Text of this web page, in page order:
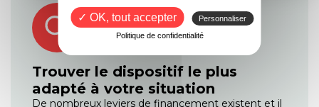
Trouver le dispositif le plus
adapté à votre situation
De nombreux leviers de financement existent et il
✓ OK, tout accepter
Personnaliser
Politique de confidentialité